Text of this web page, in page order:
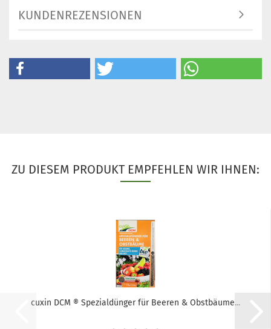
KUNDENREZENSIONEN
ZU DIESEM PRODUKT EMPFEHLEN WIR IHNEN:
cuxin DCM ® Spezialdünger für Beeren & Obstbäume...